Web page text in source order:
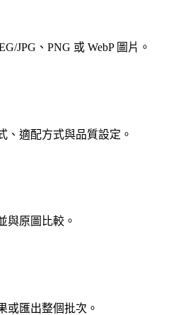
JPG、PNG 或 WebP 圖片。
、適配方式與品質設定。
與原圖比較。
或匯出整個批次。